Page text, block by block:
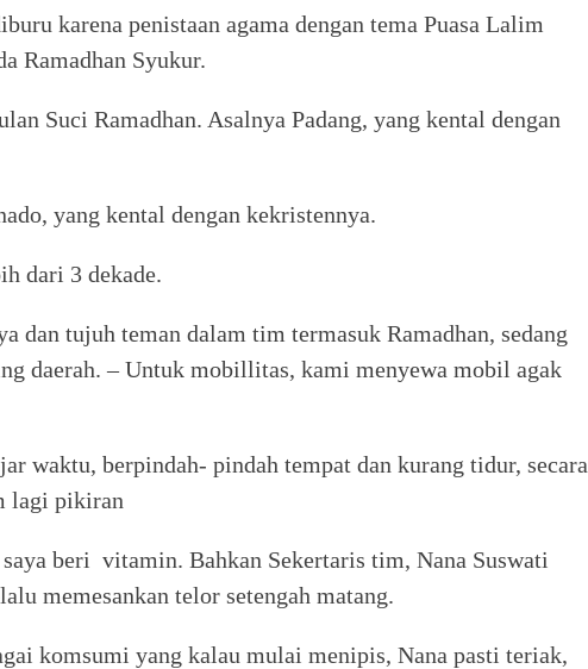
karena penistaan agama dengan tema Puasa Lalim
Ramadhan Syukur.
Suci Ramadhan. Asalnya Padang, yang kental dengan
yang kental dengan kekristennya.
dari 3 dekade.
dan tujuh teman dalam tim termasuk Ramadhan, sedang
daerah. – Untuk mobillitas, kami menyewa mobil agak
waktu, berpindah- pindah tempat dan kurang tidur, secara
lagi pikiran
beri vitamin. Bahkan Sekertaris tim, Nana Suswati
memesankan telor setengah matang.
komsumi yang kalau mulai menipis, Nana pasti teriak,